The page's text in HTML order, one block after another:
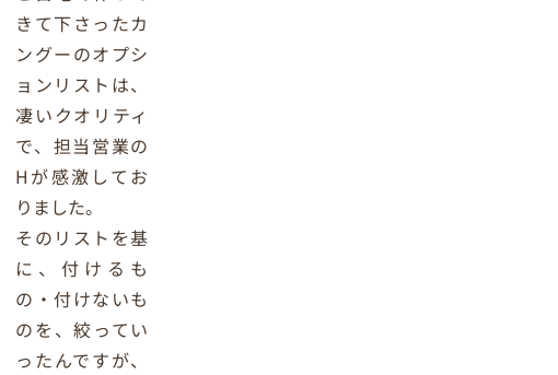
きて下さったカ
ングーのオプシ
ョンリストは、
凄いクオリティ
で、担当営業の
Hが感激してお
りました。
そのリストを基
に、付けるも
の・付けないも
のを、絞ってい
ったんですが、